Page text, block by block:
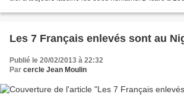
Les 7 Français enlevés sont au
Publié le 20/02/2013 à 22:32
Par cercle Jean Moulin